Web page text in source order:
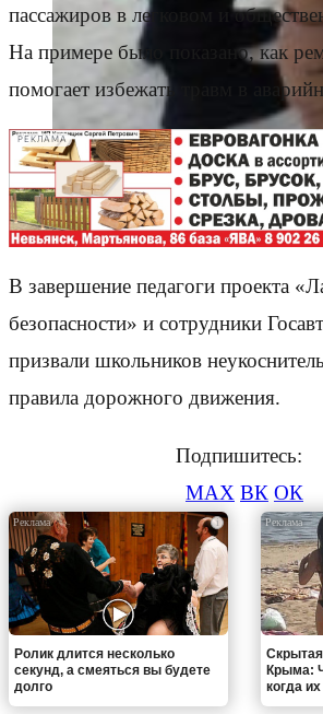
пассажиров в легковом и
На примере было показано, как
помогает избежать травм в
РЕКЛАМА
В завершение педагоги проекта
безопасности» и сотрудники
призвали школьников
правила дорожного движения.
Подпишитесь:
MAX ВК ОК
i
Ролик длится несколько
секунд, а смеяться вы будете
долго
Крыма:
когда